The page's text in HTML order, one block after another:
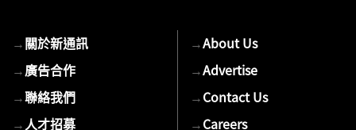
→關於新通訊
→廣告合作
→聯絡我們
→人才招募
→About Us
→Advertise
→Contact Us
→Careers